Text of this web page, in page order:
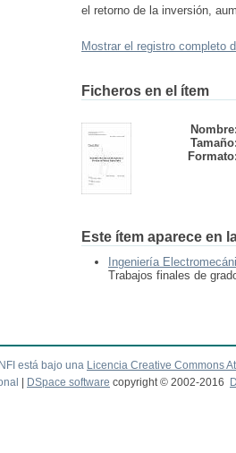
el retorno de la inversión,
Mostrar el registro completo
Ficheros en el ítem
Este ítem aparece en
Ingeniería
Trabajos finales de
está bajo una Licencia Creative Commons
DSpace software copyright © 2002-2016